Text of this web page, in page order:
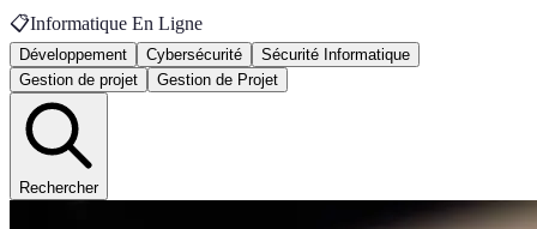
📋Informatique En Ligne
Développement Cybersécurité
Sécurité Informatique
Gestion de projet
Gestion de Projet
Rechercher